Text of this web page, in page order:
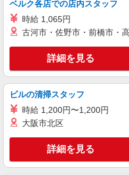
ベルク各店での店内スタッフ
時給 1,065円
古河市・佐野市・前橋市・
詳細を見る
ビルの清掃スタッフ
時給 1,200円〜1,200円
大阪市北区
詳細を見る